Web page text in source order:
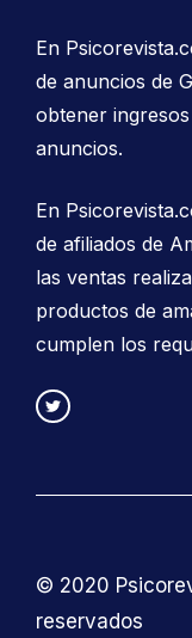
En
de anuncios de
obtener
anuncios.
En
de afiliados de
las ventas
productos de
cumplen los
© 2020
reservados